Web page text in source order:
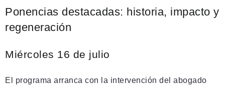
Ponencias destacadas: historia, impacto y
regeneración
Miércoles 16 de julio
El programa arranca con la intervención del abogado